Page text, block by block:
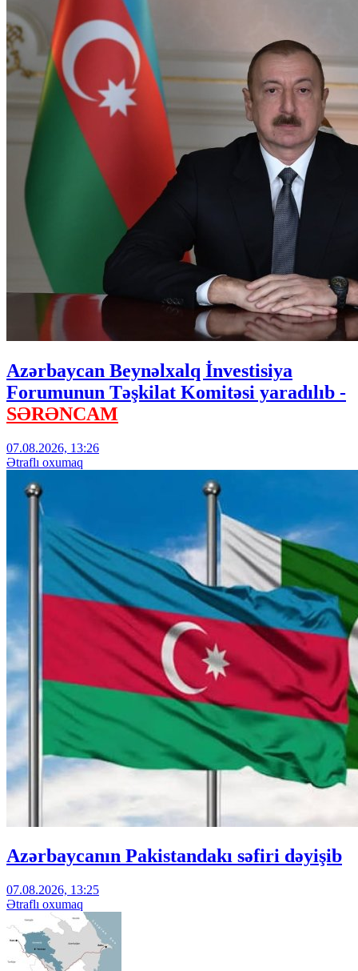
Azərbaycan Beynəlxalq İnvestisiya
Forumunun Təşkilat Komitəsi yaradılıb -
SƏRƏNCAM
07.08.2026, 13:26
Ətraflı oxumaq
Azərbaycanın Pakistandakı səfiri dəyişib
07.08.2026, 13:25
Ətraflı oxumaq